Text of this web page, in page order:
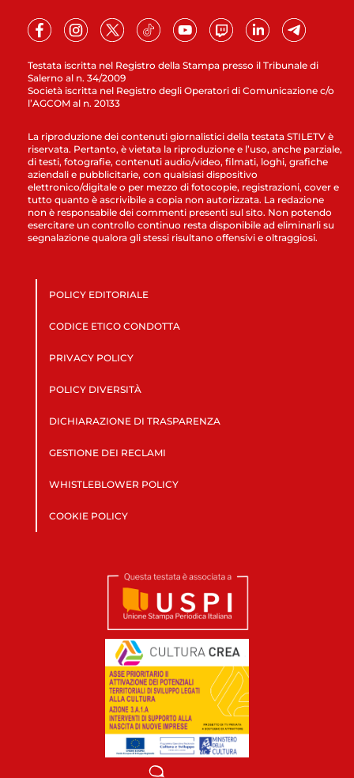
Testata iscritta nel Registro della Stampa presso il Tribunale di
Salerno al n. 34/2009
Società iscritta nel Registro degli Operatori di Comunicazione c/o
l’AGCOM al n. 20133
La riproduzione dei contenuti giornalistici della testata STILETV è
riservata. Pertanto, è vietata la riproduzione e l’uso, anche parziale,
di testi, fotografie, contenuti audio/video, filmati, loghi, grafiche
aziendali e pubblicitarie, con qualsiasi dispositivo
elettronico/digitale o per mezzo di fotocopie, registrazioni, cover e
tutto quanto è ascrivibile a copia non autorizzata. La redazione
non è responsabile dei commenti presenti sul sito. Non potendo
esercitare un controllo continuo resta disponibile ad eliminarli su
segnalazione qualora gli stessi risultano offensivi e oltraggiosi.
POLICY EDITORIALE
CODICE ETICO CONDOTTA
PRIVACY POLICY
POLICY DIVERSITÀ
DICHIARAZIONE DI TRASPARENZA
GESTIONE DEI RECLAMI
WHISTLEBLOWER POLICY
COOKIE POLICY